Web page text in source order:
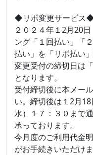
◆リボ変更サービス
２０２４年１2月20
ング「１回払い」「
払い」を「リボ払い
変更受付の締切日は
となります。
受付締切後に本メー
い。締切後は１2月18
水）１７：３０まで
承っております。
今月度のご利用代金
がお手続きいただけま